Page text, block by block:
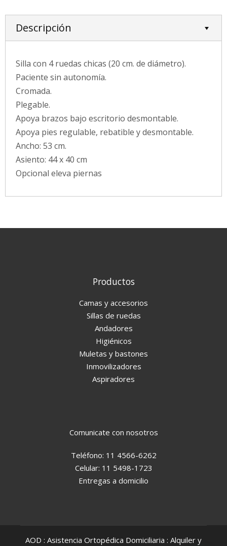
Descripción
Silla con 4 ruedas chicas (20 cm. de diámetro).
Paciente sin autonomía.
Cromada.
Plegable.
Apoya brazos bajo escritorio desmontable.
Apoya pies regulable, rebatible y desmontable.
Ancho: 53 cm.
Asiento: 44 x 40 cm
Opcional eleva piernas
Productos
Camas y accesorios
Sillas de ruedas
Andadores
Higiénicos
Muletas y bastones
Inmovilizadores
Aspiradores
Comunicate con nosotros
Teléfono: 11 4566-6262
Celular: 11 5498-1723
Entregas a domicilio
AOD : Asistencia Ortopédica Domiciliaria : Alquiler y